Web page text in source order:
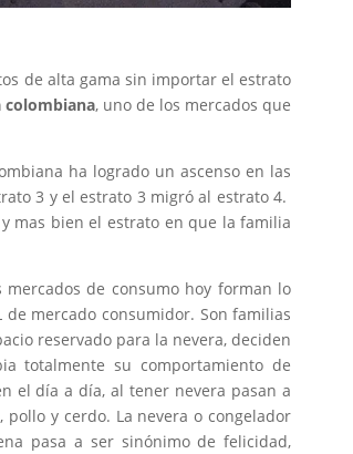
de alta gama sin importar el estrato
colombiana, uno de los mercados que
ha logrado un ascenso en las
3 y el estrato 3 migró al estrato 4.
mas bien el estrato en que la familia
mercados de consumo hoy forman lo
de mercado consumidor. Son familias
reservado para la nevera, deciden
totalmente su comportamiento de
el día a día, al tener nevera pasan a
y cerdo. La nevera o congelador
pasa a ser sinónimo de felicidad,